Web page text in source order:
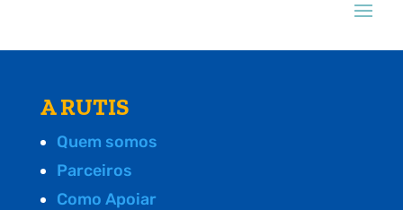
A RUTIS
Quem somos
Parceiros
Como Apoiar